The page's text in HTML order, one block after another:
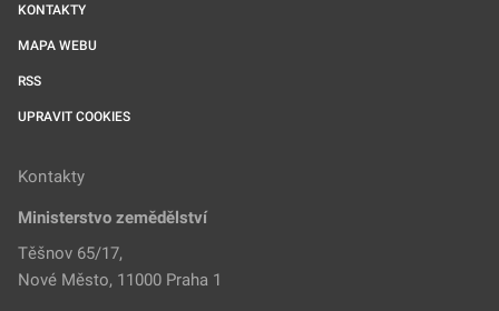
KONTAKTY
MAPA WEBU
RSS
UPRAVIT COOKIES
Kontakty
Ministerstvo zemědělství
Těšnov 65/17,
Nové Město, 11000 Praha 1